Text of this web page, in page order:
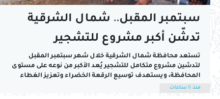
سبتمبر المقبل.. شمال الشرقية
تدشّن أكبر مشروع للتشجير
بالمحافظة
تستعد محافظة شمال الشرقية خلال شهر سبتمبر المقبل
لتدشين مشروع متكامل للتشجير يُعد الأكبر من نوعه على مستوى
المحافظة، ويستهدف توسيع الرقعة الخضراء وتعزيز الغطاء
النباتي في مختلف الولايات، بمشاركة الجهات الحكومية والقطاع
الخاص والمؤسسات الأهلية وأفراد المجتمع.وقالت شيماء بنت
منذ 6 ساعات